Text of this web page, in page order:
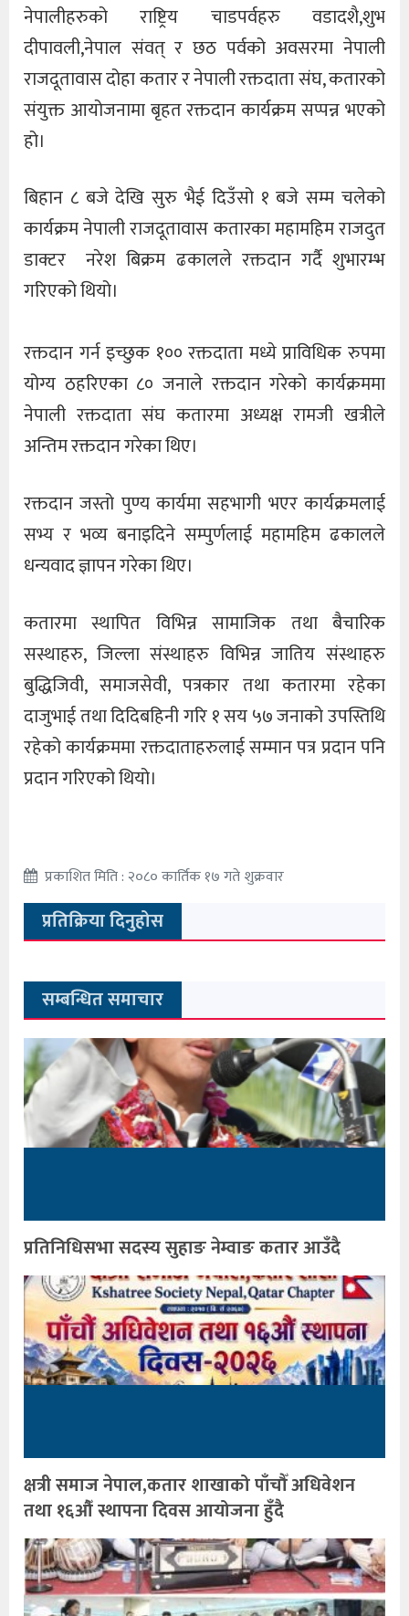
नेपालीहरुको राष्ट्रिय चाडपर्वहरु वडादशै,शुभ
दीपावली,नेपाल संवत् र छठ पर्वको अवसरमा नेपाली
राजदूतावास दोहा कतार र नेपाली रक्तदाता संघ, कतारको
संयुक्त आयोजनामा बृहत रक्तदान कार्यक्रम सप्पन्न भएको
हो।
बिहान ८ बजे देखि सुरु भैई दिउँसो १ बजे सम्म चलेको
कार्यक्रम नेपाली राजदूतावास कतारका महामहिम राजदुत
डाक्टर नरेश बिक्रम ढकालले रक्तदान गर्दै शुभारम्भ
गरिएको थियो।
रक्तदान गर्न इच्छुक १०० रक्तदाता मध्ये प्राविधिक रुपमा
योग्य ठहरिएका ८० जनाले रक्तदान गरेको कार्यक्रममा
नेपाली रक्तदाता संघ कतारमा अध्यक्ष रामजी खत्रीले
अन्तिम रक्तदान गरेका थिए।
रक्तदान जस्तो पुण्य कार्यमा सहभागी भएर कार्यक्रमलाई
सभ्य र भव्य बनाइदिने सम्पुर्णलाई महामहिम ढकालले
धन्यवाद ज्ञापन गरेका थिए।
कतारमा स्थापित विभिन्न सामाजिक तथा बैचारिक
सस्थाहरु, जिल्ला संस्थाहरु विभिन्न जातिय संस्थाहरु
बुद्धिजिवी, समाजसेवी, पत्रकार तथा कतारमा रहेका
दाजुभाई तथा दिदिबहिनी गरि १ सय ५७ जनाको उपस्तिथि
रहेको कार्यक्रममा रक्तदाताहरुलाई सम्मान पत्र प्रदान पनि
प्रदान गरिएको थियो।
प्रकाशित मिति : २०८० कार्तिक १७ गते शुक्रवार
प्रतिक्रिया दिनुहोस
सम्बन्धित समाचार
प्रतिनिधिसभा सदस्य सुहाङ नेम्वाङ कतार आउँदै
क्षत्री समाज नेपाल,कतार शाखाको पाँचौँ अधिवेशन
तथा १६औँ स्थापना दिवस आयोजना हुँदै